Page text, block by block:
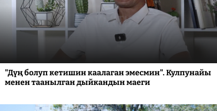
"Дүң болуп кетишин каалаган эмесмин". Кулпунайы
менен таанылган дыйкандын маеги